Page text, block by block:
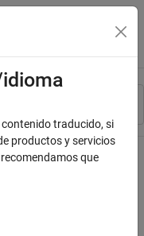
navegación
traducido, si
productos y servicios
que